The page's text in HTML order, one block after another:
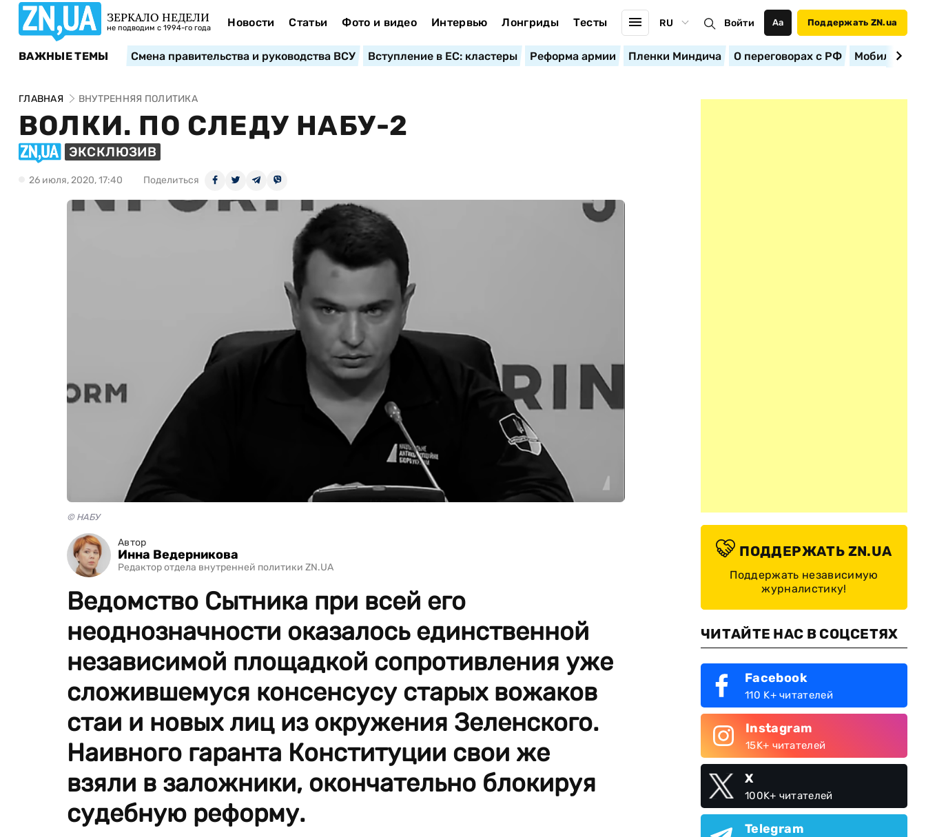
ЗЕРКАЛО НЕДЕЛИ
не подводим с 1994-го года Новости Статьи Фото и видео Интервью Лонгриды Тесты RU Войти Аа Поддержать ZN.ua
ВАЖНЫЕ ТЕМЫ Смена правительства и руководства ВСУ Вступление в ЕС: кластеры Реформа армии Пленки Миндича О переговорах с РФ
ГЛАВНАЯ ВНУТРЕННЯЯ ПОЛИТИКА
ВОЛКИ. ПО СЛЕДУ НАБУ-2
ЭКСКЛЮЗИВ
26 июля, 2020, 17:40 Поделиться
© НАБУ
Автор
Инна Ведерникова
Редактор отдела внутренней политики ZN.UA
Ведомство Сытника при всей его
неоднозначности оказалось единственной
независимой площадкой сопротивления уже
сложившемуся консенсусу старых вожаков
стаи и новых лиц из окружения Зеленского.
Наивного гаранта Конституции свои же
взяли в заложники, окончательно блокируя
судебную реформу.
ПОДДЕРЖАТЬ ZN.UA
Поддержать независимую
журналистику!
ЧИТАЙТЕ НАС В СОЦСЕТЯХ
Facebook
110 K+ читателей
Instagram
15K+ читателей
X
100K+ читателей
Telegram